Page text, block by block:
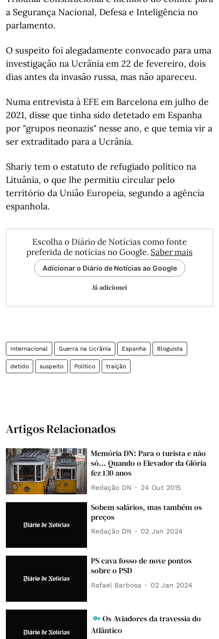
a Segurança Nacional, Defesa e Inteligência no
parlamento.
O suspeito foi alegadamente convocado para uma
investigação na Ucrânia em 22 de fevereiro, dois
dias antes da invasão russa, mas não apareceu.
Numa entrevista à EFE em Barcelona em julho de
2021, disse que tinha sido detetado em Espanha
por "grupos neonazis" nesse ano, e que temia vir a
ser extraditado para a Ucrânia.
Shariy tem o estatuto de refugiado político na
Lituânia, o que lhe permitiu circular pelo
território da União Europeia, segundo a agência
espanhola.
Escolha o Diário de Notícias como fonte
preferida de notícias no Google. Saber mais
Adicionar o Diário de Notícias ao Google
Já adicionei
Internacional Guerra na Ucrânia Espanha Bloguista
detido suspeito Político traição
Artigos Relacionados
Memória DN: Para o turista e não
só... Quando o Elevador da Glória
fez 130 anos
Redação DN 24 Out 2015
Sobem salários, mas também os
preços
Redação DN 02 Jan 2024
PS cava fosso de nove pontos
sobre o PSD
Rafael Barbosa 02 Jan 2024
Os Aviadores da travessia do
Atlântico